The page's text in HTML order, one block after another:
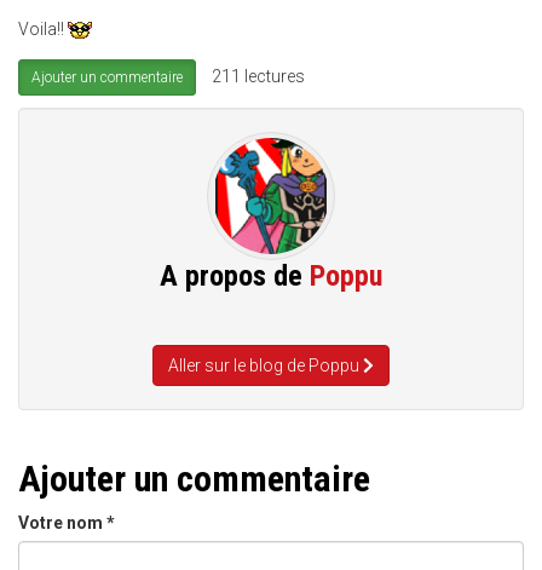
Voila!!
Ajouter un commentaire 211 lectures
A propos de Poppu
Aller sur le blog de Poppu
Ajouter un commentaire
Votre nom *